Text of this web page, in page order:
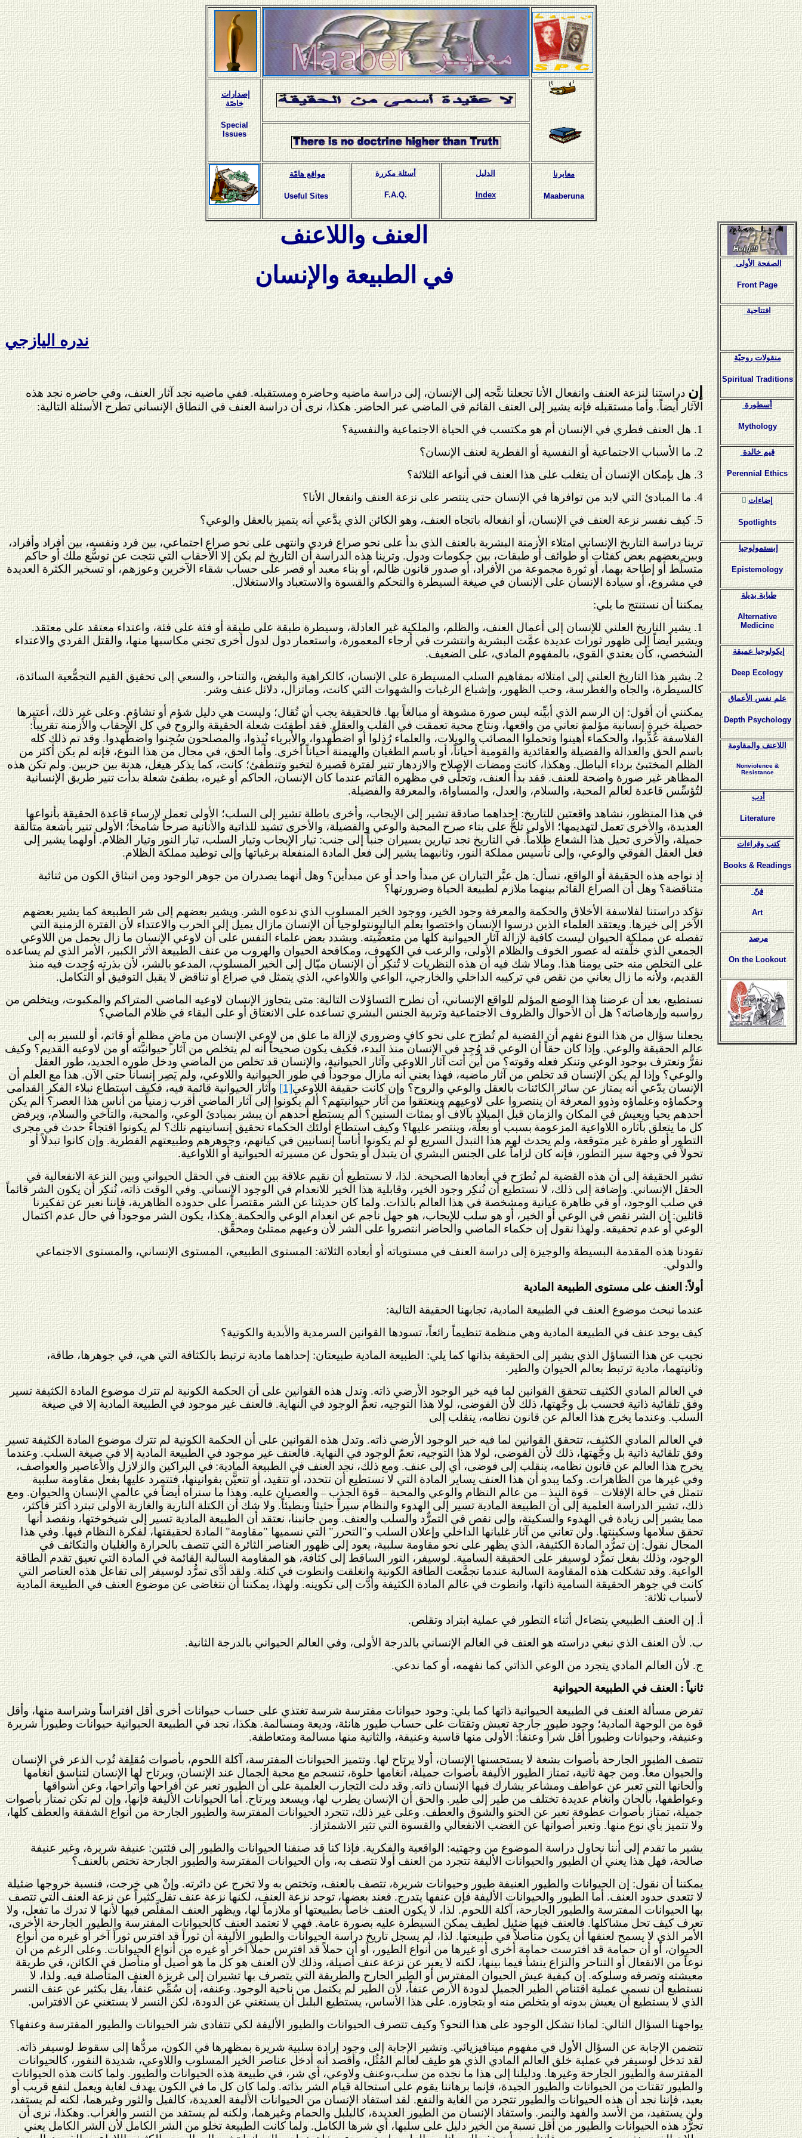
إصدارات
خاصّة
Special
Issues
مواقع هامّة
Useful Sites
أسئلة مكررة
F.A.Q.
الدليل
Index
معابرنا
Maaberuna
العنف واللاعنف
في الطبيعة والإنسان
ندره اليازجي
إندراستنا لنزعة العنف وانفعال الأنا تجعلنا نتَّجه إلى الإنسان، إلى دراسة ماضيه وحاضره ومستقبله. ففي ماضيه نجد آثار العنف، وفي حاضره نجد هذه
الآثار أيضاً. وأمامستقبله فإنه يشير إلى العنف القائم في الماضي عبر الحاضر. هكذا، نرى أن دراسة العنف في النطاق الإنساني تطرح الأسئلة التالية:
1. هل العنف فطري في الإنسان أم هو مكتسب في الحياة الاجتماعية والنفسية؟
2. ما الأسباب الاجتماعية أو النفسية أو الفطرية لعنف الإنسان؟
3. هل بإمكان الإنسان أن يتغلب على هذا العنف في أنواعه الثلاثة؟
4. ما المبادئ التي لابد من توافرها في الإنسان حتى ينتصر على نزعة العنف وانفعال الأنا؟
5. كيف نفسر نزعة العنف في الإنسان، أو انفعاله باتجاه العنف، وهو الكائن الذي يدَّعي أنه يتميز بالعقل والوعي؟
ترينا دراسة التاريخ الإنساني امتلاء الأزمنة البشرية بالعنف الذي بدأ على نحو صراع فردي وانتهى على نحو صراعاجتماعي، بين فرد ونفسه، بين أفراد وأفراد،
وبين بعضهم بعض كفئات أو طوائف أو طبقات، بين حكومات ودول. وترينا هذه الدراسة أن التاريخ لم يكن إلا الأحقاب التي نتجت عن توسُّع ملك أو حاكم
متسلِّط أو إطاحة بهما، أو ثورة مجموعة من الأفراد، أو صدور قانون ظالم، أو بناء معبد أو قصر على حساب شقاء الآخرين وعوزهم، أو تسخير الكثرة العديدة
في مشروع، أو سيادة الإنسان على الإنسان في صيغة السيطرة والتحكم والقسوة والاستعباد والاستغلال.
يمكننا أن نستنتج ما يلي:
1. يشير التاريخ العلني للإنسان إلى أعمال العنف، والظلم، والملكية غير العادلة، وسيطرة طبقة على طبقة أو فئة على فئة، واعتداء معتقد على معتقد.
ويشير أيضاً إلى ظهور ثورات عديدة عمَّت البشرية وانتشرت في أرجاء المعمورة، واستعمار دول لدول أخرى تجني مكاسبها منها، والقتل الفردي والاعتداء
الشخصي، كأن يعتدي القوي، بالمفهوم المادي، على الضعيف.
2. يشير هذا التاريخ العلني إلى امتلائه بمفاهيم السلب المسيطرة على الإنسان، كالكراهية والبغض، والتناحر، والسعي إلى تحقيق القيم التجمُّعية السائدة،
كالسيطرة، والجاه والغطرسة، وحب الظهور، وإشباع الرغبات والشهوات التي كانت، وماتزال، دلائل عنف وشر.
يمكنني أن أقول: إن الرسم الذي أبيِّنه ليس صورة مشوهة أو مبالغاً بها. فالحقيقة يجب أن تُقال؛ وليست هي دليل شؤم أو تشاؤم. وعلى غير ذلك، أعتبرها
حصيلة خبرة إنسانية مؤلمة تعاني من واقعها، ونتاج محبة تعمقت في القلب والعقل. فقد أُطفِئت شعلة الحقيقة والروح في كل الأحقاب والأزمنة تقريباً:
الفلاسفة عُذِّبوا، والحكماءأُهينوا وتحملوا المصائب والويلات، والعلماء رُذِلوا أو اضطُّهدوا، والأبرياء نُبِذوا، والمصلحونسُجِنوا واضطُّهدوا. وقد تم ذلك كله
باسم الحق والعدالة والفضيلة والعقائدية والقومية أحياناً، أو باسم الطغيان والهيمنة أحياناً أخرى. وأما الحق، في مجال من هذا النوع، فإنه لم يكن أكثر من
الظلم المختبئ برداء الباطل. وهكذا، كانت ومضات الإصلاح والازدهار تنير لفترة قصيرة لتخبو وتنطفئ؛ كانت، كما يذكر هيغل، هدنة بين حربين. ولم تكن هذه
المظاهر غير صورة واضحة للعنف. فقد بدأ العنف، وتجلَّى في مظهره القاتم عندما كان الإنسان، الحاكم أو غيره، يطفئ شعلة بدأت تنير طريق الإنسانية
لتُؤسِّس قاعدة لعالم المحبة، والسلام، والعدل، والمساواة، والمعرفة والفضيلة.
في هذا المنظور، نشاهد واقعتين للتاريخ: إحداهما صادقةتشير إلى الإيجاب، وأخرى باطلة تشير إلى السلب؛ الأولى تعمل لإرساء قاعدةالحقيقة بأنواعها
العديدة، والأخرى تعمللتهديمها؛ الأولى تلحُّ على بناء صرح المحبة والوعي والفضيلة، والأخرى تشيد للذاتية والأنانية صرحاً شامخاً؛ الأولى تنير بأشعة متألقة
جميلة، والأخرى تحيل هذا الشعاع ظلاماً. في التاريخ نجد تيارين يسيران جنباً إلى جنب: تيار الإيجاب وتيار السلب، تيار النور وتيار الظلام. أولهما يشير إلى
فعل العقل الفوقي والوعي، وإلى تأسيس مملكة النور، وثانيهما يشير إلى فعل المادة المنفعلة برغباتها وإلى توطيد مملكة الظلام.
إذ نواجه هذه الحقيقة أو الواقع، نسأل: هل عبَّر التياران عن مبدأ واحد أو عن مبدأين؟ وهل أنهما يصدران من جوهر الوجود ومن انبثاق الكون من ثنائية
متناقضة؟ وهل أن الصراع القائم بينهما ملازم لطبيعة الحياة وضرورتها؟
تؤكد دراستنا لفلاسفة الأخلاق والحكمة والمعرفة وجود الخير، ووجود الخير المسلوب الذي ندعوه الشر. ويشير بعضهم إلى شر الطبيعة كما يشير بعضهم
الآخر إلى خيرها. ويعتقد العلماء الذين درسوا الإنسان واختصوا بعلم الباليونتولوجيا أن الإنسان مازال يميل إلى الحرب والاعتداء لأن الفترة الزمنية التي
تفصله عن مملكة الحيوان ليست كافية لإزالة آثار الحيوانية كلها من متعضِّيته. ويشدد بعض علماء النفس على أن لاوعي الإنسان ما زال يحمل من اللاوعي
الجمعي الذي خلَّفته له عصور الخوف والظلام الأولى، والرعب في الكهوف، ومكافحة الحيوان والهروب من عنف الطبيعة الأثر الكبير، الأمر الذي لم يساعده
على التخلص منه حتى يومنا هذا. ومالا شك فيه أن هذه النظريات لا تُنكِر أن الإنسان ميّال إلى الخير المسلوب، المدعو بالشر، لأن بذرته وُجِدت فيه منذ
القديم، ولأنه ما زال يعاني من نقص في تركيبه الداخلي والخارجي، الواعي واللاواعي، الذي يتمثل في صراع أو تناقض لا يقبل التوفيق أو التكامل.
نستطيع، بعد أن عرضنا هذا الوضع المؤلم للواقع الإنساني، أن نطرح التساؤلات التالية: متى يتجاوز الإنسان لاوعيه الماضي المتراكم والمكبوت، ويتخلص من
رواسبه وإرهاصاته؟ هل أن الأحوال والظروف الاجتماعية وتربية الجنس البشري تساعده على الانعتاق أو على البقاء في ظلام الماضي؟
يجعلنا سؤال من هذا النوع نفهم أن القضية لم تُطرَح على نحو كافٍ وضروري لإزالة ما علق من لاوعي الإنسان من ماضٍ مظلم أو قاتم، أو للسير به إلى
عالم الحقيقة والوعي. وإذا كان حقاً أن الوعي قد وُجِد في الإنسان منذ البدء، فكيف يكون صحيحاً أنه لم يتخلص من آثار حيوانيَّته أو من لاوعيه القديم؟ وكيف
نقرُّ ونعترف بوجود الوعي وننكر فعله وقوته؟ من أين أتت آثار اللاوعي وآثار الحيوانية، والإنسان قد تخلص من الماضي ودخل طوره الجديد، طور العقل
والوعي؟ وإذا لم يكن الإنسان قد تخلص من آثار ماضيه، فهذا يعني أنه مازال موجوداً في طور الحيوانية واللاوعي، ولم يَصِر إنساناً حتى الآن. هذا مع العلم أن
الإنسان يدّعي أنه يمتاز عن سائر الكائنات بالعقل والوعي والروح؟ وإن كانت حقيقة اللاوعي[1] وآثار الحيوانية قائمة فيه، فكيف استطاع نبلاء الفكر القدامى
وحكماؤه وعلماؤه وذوو المعرفة أن ينتصروا على لاوعيهم وينعتقوا من آثار حيوانيتهم؟ ألم يكونوا إلى آثار الماضي أقرب زمنياً من أناس هذا العصر؟ ألم يكن
أحدهم يحيا ويعيش في المكان والزمان قبل الميلاد بآلاف أو بمئات السنين؟ ألم يستطع أحدهم أن يبشر بمبادئ الوعي، والمحبة، والتآخي والسلام، ويرفض
كل ما يتعلق بآثاره اللاواعية المزعومةبسبب أو بعلَّة، وينتصر عليها؟ وكيف استطاع أولئك الحكماء تحقيق إنسانيتهم تلك؟ لم يكونوا افتجاءً حدث في مجرى
التطور أو طفرة غير متوقعة، ولم يحدث لهم هذا التبدل السريع لو لم يكونوا أناساً إنسانيين في كيانهم، وجوهرهم وطبيعتهم الفطرية. وإن كانوا تبدلاً أو
تحولاً في وجهة سير التطور، فإنه كان لزاماً على الجنس البشري أن يتبدل أو يتحول عن مسيرته الحيوانية أو اللاواعية.
تشير الحقيقة إلى أن هذه القضية لم تُطرَح في أبعادها الصحيحة. لذا، لا نستطيع أن نقيم علاقة بين العنف في الحقل الحيواني وبين النزعة الانفعالية في
الحقل الإنساني. وإضافة إلى ذلك، لا نستطيع أن نُنكِر وجود الخير، وقابلية هذا الخير للانعدام في الوجود الإنساني. وفي الوقت ذاته، نُنكِر أن يكون الشر قائماً
في صلب الوجود، أو في ظاهرة عيانية ومشخصة في هذا العالم بالذات. ولما كان حديثنا عن الشر مقتصراً على حدوده الظاهرية، فإننا نعبر عن تفكيرنا
قائلين:إن الشر نقص في الوعي أو الخير، أو هو سلب للإيجاب، هو جهل ناجم عن انعدام الوعي والحكمة. هكذا، يكون الشر موجوداً في حال عدم اكتمال
الوعي أو عدم تحقيقه. ولهذا نقول إن حكماء الماضي والحاضر انتصروا على الشر لأن وعيهم ممتلئ ومحقَّق.
تقودنا هذه المقدمة البسيطة والوجيزة إلى دراسة العنف في مستوياته أو أبعاده الثلاثة: المستوى الطبيعي، المستوى الإنساني، والمستوى الاجتماعي
والدولي.
أولاً: العنف على مستوى الطبيعة المادية
عندما نبحث موضوع العنف في الطبيعة المادية، تجابهنا الحقيقة التالية:
كيف يوجد عنف في الطبيعة المادية وهي منظمة تنظيماً رائعاً، تسودها القوانين السرمدية والأبدية والكونية؟
نجيب عن هذا التساؤل الذي يشير إلى الحقيقة بذاتها كما يلي: الطبيعة المادية طبيعتان: إحداهما مادية ترتبط بالكثافة التي هي، في جوهرها، طاقة،
وثانيتهما، مادية ترتبط بعالم الحيوان والطير.
في العالم المادي الكثيف تتحقق القوانين لما فيه خير الوجود الأرضي ذاته. وتدل هذه القوانين على أن الحكمة الكونية لم تترك موضوع المادة الكثيفة تسير
وفق تلقائية ذاتية فحسب بل وجَّهتها، ذلك لأن الفوضى، لولا هذا التوجيه، تعمُّ الوجود في النهاية. فالعنف غير موجود في الطبيعة المادية إلا في صيغة
السلب. وعندما يخرج هذا العالم عن قانون نظامه، ينقلب إلى
في العالم المادي الكثيف، تتحقق القوانين لما فيه خير الوجود الأرضي ذاته. وتدل هذه القوانين على أن الحكمة الكونية لم تترك موضوع المادة الكثيفة تسير
وفق تلقائية ذاتية بل وجَّهتها، ذلك لأن الفوضى، لولا هذا التوجيه، تعمّ الوجود في النهاية. فالعنف غير موجود في الطبيعة المادية إلا في صيغة السلب. وعندما
يخرج هذا العالم عن قانون نظامه، ينقلب إلى فوضى، أي إلى عنف. ومع ذلك، نجد العنف في الطبيعة المادية: في البراكين والزلازل والأعاصير والعواصف،
وفي غيرها من الظاهرات. وكما يبدو أن هذا العنف يساير المادة التي لا تستطيع أن تتحدد، أو تتقيد، أو تتعيًّن بقوانينها، فتتمرد عليها بفعل مقاومة سلبية
تتمثل في حالة الإفلات– قوة النبذ–من عالم النظام والوعي والمحبة–قوة الجذب–والعصيان عليه. وهذا ما سنراه أيضاً في عالمي الإنسان والحيوان. ومع
ذلك، تشير الدراسة العلمية إلى أن الطبيعة المادية تسير إلى الهدوء والنظام سيراً حثيثاً وبطيئاً. ولا شك أن الكتلة النارية والغازية الأولى تبترد أكثر فأكثر،
مما يشير إلى زيادة في الهدوء والسكينة، وإلى نقص في التمرٌّد والسلب والعنف. ومن جانبنا، نعتقد أن الطبيعة المادية تسير إلى شيخوختها، ونقصد أنها
تحقق سلامها وسكينتها. ولن تعاني من آثار غليانها الداخلي وإعلان السلب و"التحرر" التي نسميها "مقاومة" المادة لحقيقتها، لفكرة النظام فيها. وفي هذا
المجال نقول:إن تمرُّد المادة الكثيفة، الذي يظهر على نحو مقاومة سلبية، يعود إلى ظهور العناصر الثائرة التي تتصف بالحرارة والغليان والتكاثف في
الوجود، وذلك بفعل تمرُّد لوسيفر على الحقيقة السامية. لوسيفر، النور الساقط إلى كثافة، هو المقاومة السالبة القائمة في المادة التي تعيق تقدم الطاقة
الواعية. وقد تشكلت هذه المقاومة السالبة عندما تجمَّعت الطاقة الكونية وانغلقت وانطوت في كتلة. ولقد أدَّى تمرُّد لوسيفر إلى تفاعل هذه العناصر التي
كانت في جوهر الحقيقة السامية ذاتها، وانطوت في عالم المادة الكثيفة وأدَّت إلى تكوينه. ولهذا، يمكننا أن نتغاضى عن موضوع العنف في الطبيعة المادية
لأسباب ثلاثة:
أ. إن العنف الطبيعي يتضاءل أثناء التطور في عملية ابتراد وتقلص.
ب. لأن العنف الذي نبغي دراسته هو العنف في العالم الإنساني بالدرجة الأولى، وفي العالم الحيواني بالدرجة الثانية.
ج. لأن العالم المادي يتجرد من الوعي الذاتي كما نفهمه، أو كما ندعي.
ثانياً : العنف في الطبيعة الحيوانية
تفرض مسألة العنف في الطبيعة الحيوانية ذاتها كما يلي: وجود حيوانات مفترسة شرسة تغتذي على حساب حيوانات أخرى أقل افتراساً وشراسة منها، وأقل
قوة من الوجهة المادية؛ وجود طيور جارحة تعيش وتقتات على حساب طيور هانئة، وديعة ومسالمة. هكذا، نجد في الطبيعة الحيوانية حيوانات وطيوراً شريرة
وعنيفة، وحيوانات وطيوراً أقل شراً وعنفاً: الأولى منها قاسية وعنيفة، والثانية منها مسالمة ومتعاطفة.
تتصف الطيور الجارحة بأصوات بشعة لا يستحسنها الإنسان، أولا يرتاح لها. وتتميز الحيوانات المفترسة، آكلة اللحوم، بأصوات مُقلِقة تُدِب الذعر في الإنسان
والحيوان معاً. ومن جهة ثانية، تمتاز الطيور الأليفة بأصوات جميلة، أنغامها حلوة، تنسجم مع محبة الجمال عند الإنسان، ويرتاح لها الإنسان لتناسق أنغامها
وألحانها التي تعبر عن عواطف ومشاعر يشارك فيها الإنسان ذاته. وقد دلت التجارب العلمية على أن الطيور تعبر عن أفراحها وأتراحها، وعن أشواقها
وعواطفها، بألحان وأنغام عديدة تختلف من طير إلى طير. والحق أن الإنسان يطرب لها، ويسعد ويرتاح. أما الحيوانات الأليفة فإنها، وإن لم تكن تمتاز بأصوات
جميلة، تمتاز بأصوات عطوفة تعبر عن الحنو والشوق والعطف. وعلى غير ذلك، تتجرد الحيوانات المفترسة والطيور الجارحة من أنواع الشفقة والعطف كلها،
ولا تتميز بأي نوع منها. وتعبر أصواتها عن الغضب الانفعالي والقسوة التي تثير الاشمئزاز.
يشير ما تقدم إلى أننا نحاول دراسة الموضوع من وجهتيه: الواقعية والفكرية. فإذا كنا قد صنفنا الحيوانات والطيور إلى فئتين: عنيفة شريرة، وغير عنيفة
صالحة، فهل هذا يعني أن الطيور والحيوانات الأليفة تتجرد من العنف أولا تتصف به، وأن الحيوانات المفترسة والطيور الجارحة تختص بالعنف؟
يمكننا أن نقول: إن الحيوانات والطيور العنيفة طيور وحيوانات شريرة، تتصف بالعنف، وتختص به ولا تخرج عن دائرته. وإنْ هي خرجت، فنسبة خروجها ضئيلة
لا تتعدى حدود العنف. أما الطيور والحيوانات الأليفة فإن عنفها يتدرج. فعند بعضها، توجد نزعة العنف، لكنها نزعة عنف تقل كثيراً عن نزعة العنفالتي تتصف
بها الحيوانات المفترسة والطيور الجارحة، آكلة اللحوم. لذا، لا يكون العنف خاصاً بطبيعتها أو ملازماً لها، ويظهر العنف المقلَّص فيها لأنها لا تدرك ما تفعل، ولا
تعرف كيف تحل مشاكلها. فالعنف فيها ضئيل لطيف يمكن السيطرة عليه بصورة عامة. فهي لا تعتمد العنف كالحيوانات المفترسة والطيور الجارحة الأخرى،
الأمر الذي لا يسمح لعنفها أن يكون متأصلاً في طبيعتها. لذا، لم يسجل تاريخ دراسة الحيوانات والطيور الأليفة أن ثوراً قد افترس ثوراً آخر أو غيره من أنواع
الحيوان، أو أن حمامة قد افترست حمامة أخرى أو غيرها من أنواع الطيور، أو أن حملاً قد افترس حملاً آخر أو غيره من أنواع الحيوانات. وعلى الرغم من أن
نوعاً من الانفعال أو التناحر والنزاع ينشأ فيما بينها، لكنه لا يعبر عن نزعة عنف أصيلة، وذلك لأن العنف هو كل ما هو أصيل أو متأصل في الكائن، في طريقة
معيشته وتصرفه وسلوكه. إن كيفية عيش الحيوان المفترس أو الطير الجارح والطريقة التي يتصرف بها تشيران إلى غريزة العنف المتأصلة فيه. ولذا، لا
نستطيع أن نسمي عملية اقتناص الطير الجميل لدودة الأرض عنفاً، لأن الطير لم يكتمل من ناحية الوجود. وعنفه، إن سُمِّي عنفاً، يقل بكثير عن عنف النسر
الذي لا يستطيع أن يعيش بدونه أو يتخلص منه أو يتجاوزه. على هذا الأساس، يستطيع البلبل أن يستغني عن الدودة، لكن النسر لا يستغني عن الافتراس.
يواجهنا السؤال التالي: لماذا تشكل الوجود على هذا النحو؟ وكيف تتصرف الحيوانات والطيور الأليفة لكي تتفادى شر الحيوانات والطيور المفترسة وعنفها؟
تتضمن الإجابة عن السؤال الأول في مفهوم ميتافيزيائي. وتشير الإجابة إلى وجود إرادة سلبيةشريرة بمظهرها في الكون، مردُّها إلى سقوط لوسيفر ذاته.
لقد تدخل لوسيفر في عملية خلق العالم المادي الذي هو طيف لعالم المُثُل، وأقصد أنه أدخل عناصر الخير المسلوب واللاوعي، شديدة النفور، كالحيوانات
المفترسة والطيور الجارحة وغيرها. ودليلنا إلى هذا ما نجده من سلب،وعنف ولاوعي، أي شر، في طبيعة هذه الحيوانات والطيور. ولما كانت هذه الحيوانات
والطيور تقتات من الحيوانات والطيور الجيدة، فإنما برهاننا يقوم على استحالة قيام الشر بذاته. ولما كان كل ما في الكون يهدف لغاية ويعمل لنفع قريب أو
بعيد، فإننا نجد أن هذه الحيوانات والطيور تتجرد من الغاية والنفع. لقد استفاد الإنسان من الحيوانات الأليفة العديدة، كالفيل والثور وغيرهما، لكنه لم يستفد،
ولن يستفيد، من الأسد والفهد والنمر. واستفاد الإنسان من الطيور العديدة، كالبلبل والحمام وغيرهما، ولكنه لم يستفد من النسر والغراب. وهكذا، نرى أن
تجرُّد هذه الحيوانات والطيور من أقل نسبة من الخير دليل على سلبها، أي شرها الكامل. ولما كانت الطبيعة تخلو من الشر الكامل لأن الشر الكامل يعني
الصفحة الأولى
Front Page
افتتاحية
منقولات روحيّة
Spiritual Traditions
أسطورة
Mythology
قيم خالدة
Perennial Ethics
ٍإضاءات
Spotlights
إبستمولوجيا
Epistemology
طبابة بديلة
Alternative
Medicine
إيكولوجيا عميقة
Deep Ecology
علم نفس الأعماق
Depth Psychology
اللاعنف والمقاومة
Nonviolence &
Resistance
أدب
Literature
كتب وقراءات
Books & Readings
فنّ
Art
مرصد
On the Lookout